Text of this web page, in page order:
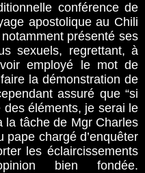
conférence de
apostolique au Chili
présenté ses
sexuels, regrettant, à
employé le mot de
la démonstration de
assuré que “si
des éléments, je serai le
la tâche de Mgr Charles
pape chargé d’enquêter
les éclaircissements
bien fondée.